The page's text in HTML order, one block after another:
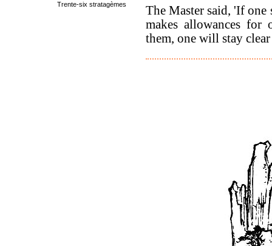
The Master said, 'If one
makes allowances for
them, one will stay
Trente-six stratagèmes